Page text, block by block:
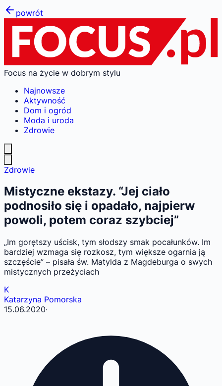
powrót
Focus na życie w dobrym stylu
Najnowsze
Aktywność
Dom i ogród
Moda i uroda
Zdrowie
Zdrowie
Mistyczne ekstazy. “Jej ciało
podnosiło się i opadało, najpierw
powoli, potem coraz szybciej”
„Im gorętszy uścisk, tym słodszy smak pocałunków. Im
bardziej wzmaga się rozkosz, tym większe ogarnia ją
szczęście” – pisała św. Matylda z Magdeburga o swych
mistycznych przeżyciach
K
Katarzyna Pomorska
15.06.2020·